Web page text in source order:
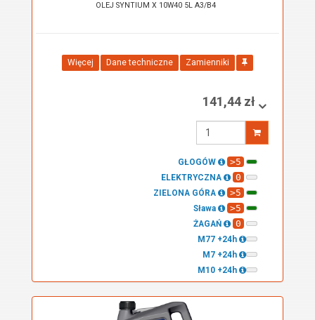
OLEJ SYNTIUM X 10W40 5L A3/B4
Więcej Dane techniczne Zamienniki
141,44 zł
GŁOGÓW >5
ELEKTRYCZNA 0
ZIELONA GÓRA >5
Sława >5
ŻAGAŃ 0
M77 +24h
M7 +24h
M10 +24h